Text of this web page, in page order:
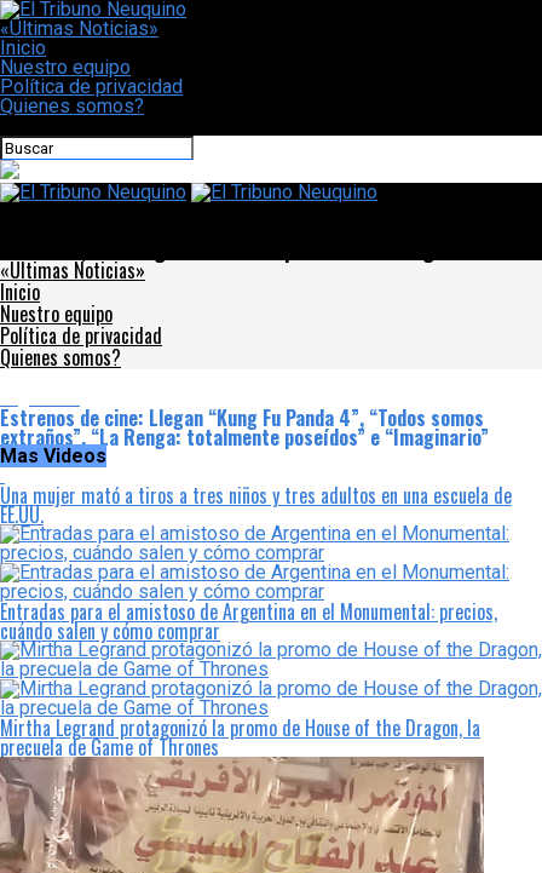
«Últimas Noticias»
Inicio
Nuestro equipo
Política de privacidad
Quienes somos?
«Últimas Noticias»
Inicio
Nuestro equipo
Política de privacidad
Quienes somos?
Estrenos de cine: Llegan “Kung Fu Panda 4”, “Todos somos
extraños”, “La Renga: totalmente poseídos” e “Imaginario”
Mas Videos
Una mujer mató a tiros a tres niños y tres adultos en una escuela de
EE.UU.
Entradas para el amistoso de Argentina en el Monumental: precios,
cuándo salen y cómo comprar
Mirtha Legrand protagonizó la promo de House of the Dragon, la
precuela de Game of Thrones